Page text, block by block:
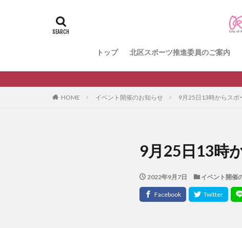
トップ 北区スポーツ推進委員のご案内
HOME イベント開催のお知らせ 9月25日13時からスポ
9月25日13時
2022年9月7日 イベント開催
メンバー募集中のチー
生涯スポーツ